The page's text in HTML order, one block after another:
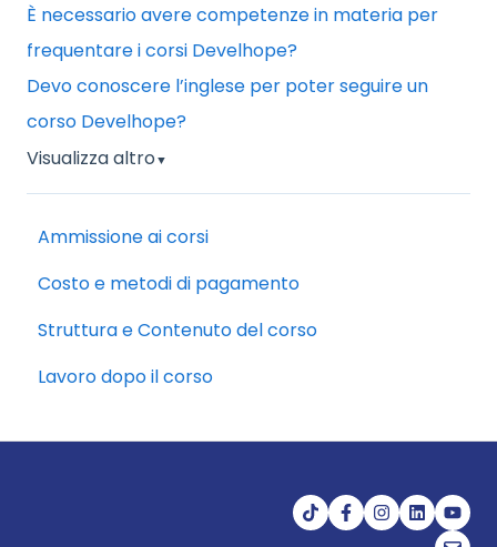
È necessario avere competenze in materia per
frequentare i corsi Develhope?
Devo conoscere l’inglese per poter seguire un
corso Develhope?
Visualizza altro▼
Ammissione ai corsi
Costo e metodi di pagamento
Struttura e Contenuto del corso
Lavoro dopo il corso